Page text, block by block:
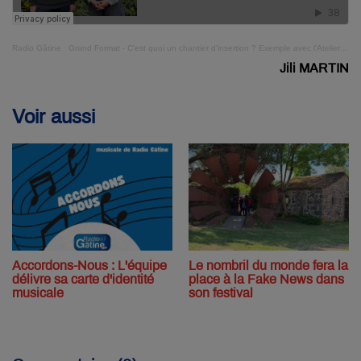
Radio Gâtine Grand Format - C'est quoi un chantier d'insertion ? Exemple avec l'Atelier Mode d'Emploi
Jili MARTIN
Voir aussi
Accordons-Nous : L'équipe
délivre sa carte d'identité
musicale
Le nombril du monde fera la
place à la Fake News dans
son festival